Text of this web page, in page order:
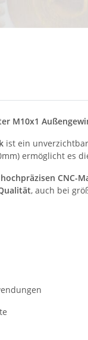
M10x1
ist ein
ermöglicht es
hochpräzisen CNC-
, auch bei